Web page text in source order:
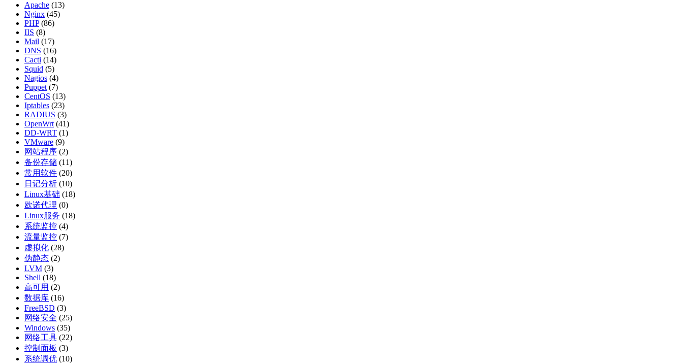
Apache (13)
Nginx (45)
PHP(86)
IIS (8)
Mail (17)
DNS (16)
Cacti (14)
Squid (5)
Nagios (4)
Puppet (7)
CentOS (13)
Iptables (23)
RADIUS (3)
OpenWrt (41)
DD-WRT (1)
VMware (9)
网站程序 (2)
备份存储 (11)
常用软件 (20)
日记分析 (10)
Linux基础 (18)
欧诺代理 (0)
Linux服务 (18)
系统监控 (4)
流量监控 (7)
虚拟化 (28)
伪静态 (2)
LVM (3)
Shell (18)
高可用 (2)
数据库 (16)
FreeBSD (3)
网络安全 (25)
Windows (35)
网络工具 (22)
控制面板 (3)
系统调优 (10)